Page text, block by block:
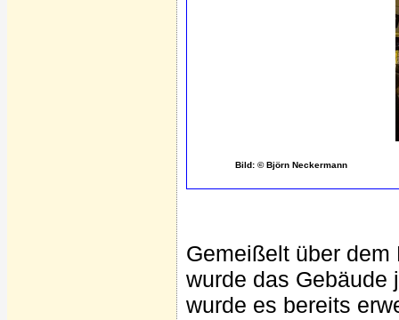
Bild: © Björn Neckermann
Gemeißelt über
wurde das Gebäude
wurde es bereits